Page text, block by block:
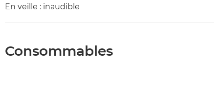
En veille : inaudible
Consommables